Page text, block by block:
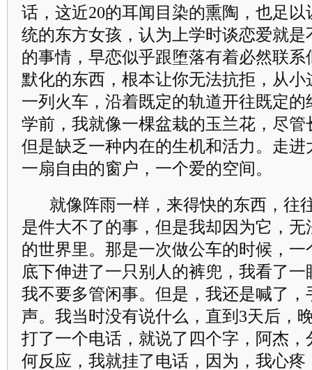
话，这近20的耳闻目染的熏陶，也足
统的东方女孩，认为上学时谈恋爱就
的事情，早恋似乎跟堕落有着必然联
默化的东西，根本让你无法抗拒，从
一列火车，沿着既定的轨道开往既定
学前，我就像一棵盆栽的玉兰花，尽
但是缺乏一种内在的生机和活力。走
一扇自由的窗户，一个爱的空间。
就像阵雨一样，来得快的东西，往
是件大不了的事，但是我却因为它，
的世界里。那是一次做公车的时候，
底下伸进了一只别人的裤兜，我看了
我不要多管闲事。但是，我还是喊了
声。我当时没有说什么，直到3天后，
打了一个电话，就说了四个字，阿杰
何反应，我就挂了电话，因为，我心